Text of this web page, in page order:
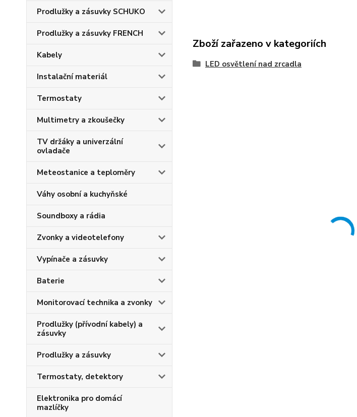
Prodlužky a zásuvky SCHUKO
Prodlužky a zásuvky FRENCH
Kabely
Instalační materiál
Termostaty
Multimetry a zkoušečky
TV držáky a univerzální
ovladače
Meteostanice a teploměry
Váhy osobní a kuchyňské
Soundboxy a rádia
Zvonky a videotelefony
Vypínače a zásuvky
Baterie
Monitorovací technika a zvonky
Prodlužky (přívodní kabely) a
zásuvky
Prodlužky a zásuvky
Termostaty, detektory
Elektronika pro domácí
mazlíčky
Zboží zařazeno v kategoriích
LED osvětlení nad zrcadla